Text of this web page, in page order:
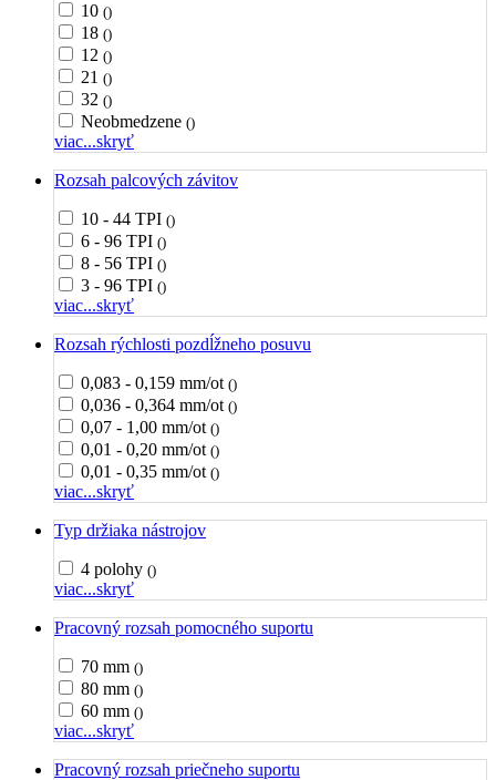
10 ()
18 ()
12 ()
21 ()
32 ()
Neobmedzene ()
viac...skryť
Rozsah palcových závitov
10 - 44 TPI ()
6 - 96 TPI ()
8 - 56 TPI ()
3 - 96 TPI ()
viac...skryť
Rozsah rýchlosti pozdĺžneho posuvu
0,083 - 0,159 mm/ot ()
0,036 - 0,364 mm/ot ()
0,07 - 1,00 mm/ot ()
0,01 - 0,20 mm/ot ()
0,01 - 0,35 mm/ot ()
viac...skryť
Typ držiaka nástrojov
4 polohy ()
viac...skryť
Pracovný rozsah pomocného suportu
70 mm ()
80 mm ()
60 mm ()
viac...skryť
Pracovný rozsah priečneho suportu